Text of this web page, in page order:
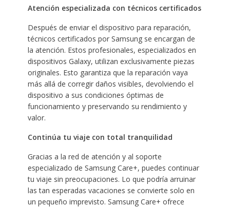
Atención especializada con técnicos certificados
Después de enviar el dispositivo para reparación,
técnicos certificados por Samsung se encargan de
la atención. Estos profesionales, especializados en
dispositivos Galaxy, utilizan exclusivamente piezas
originales. Esto garantiza que la reparación vaya
más allá de corregir daños visibles, devolviendo el
dispositivo a sus condiciones óptimas de
funcionamiento y preservando su rendimiento y
valor.
Continúa tu viaje con total tranquilidad
Gracias a la red de atención y al soporte
especializado de Samsung Care+, puedes continuar
tu viaje sin preocupaciones. Lo que podría arruinar
las tan esperadas vacaciones se convierte solo en
un pequeño imprevisto. Samsung Care+ ofrece